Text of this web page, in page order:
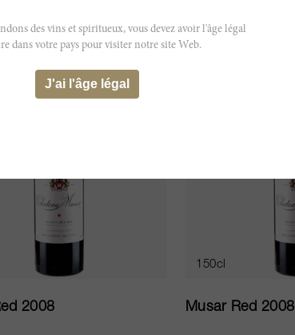
2008
150cl
Musar Red 2008
des vins et spiritueux, vous devez avoir l'âge légal
dans votre pays pour visiter notre site Web.
J'ai l'âge légal